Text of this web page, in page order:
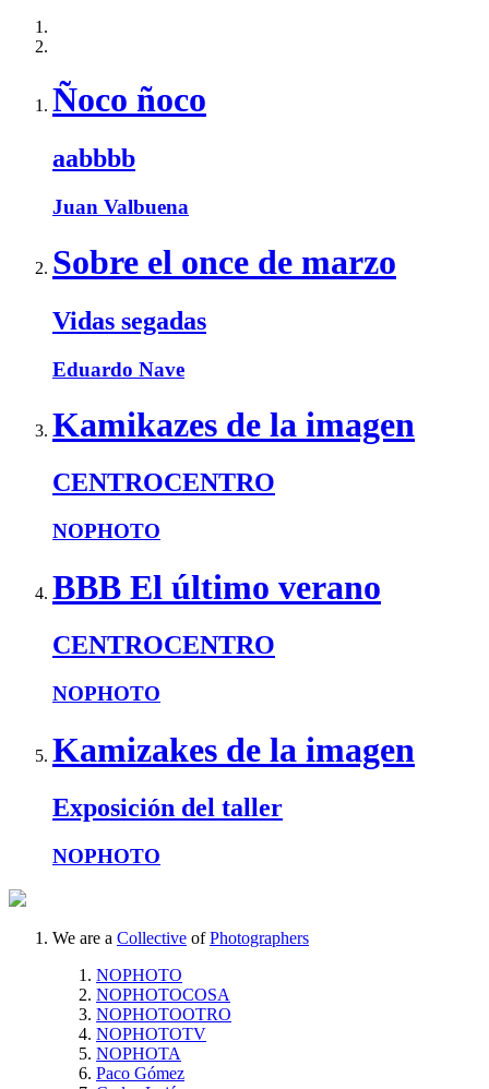
Ñoco ñoco
aabbbb
Juan Valbuena
Sobre el once de marzo
Vidas segadas
Eduardo Nave
Kamikazes de la imagen
CENTROCENTRO
NOPHOTO
BBB El último verano
CENTROCENTRO
NOPHOTO
Kamizakes de la imagen
Exposición del taller
NOPHOTO
We are a Collective of Photographers
NOPHOTO
NOPHOTOCOSA
NOPHOTOOTRO
NOPHOTOTV
NOPHOTA
Paco Gómez